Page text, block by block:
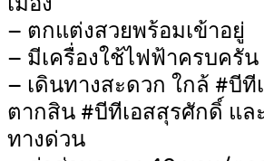
– ตกแต่งสวยพร้อมเข้าอยู่
– มีเครื่องใช้ไฟฟ้าครบครัน
– เดินทางสะดวก ใกล้ #บีที
ตากสิน #บีทีเอสสุรศักดิ์ แล
ทางด่วน